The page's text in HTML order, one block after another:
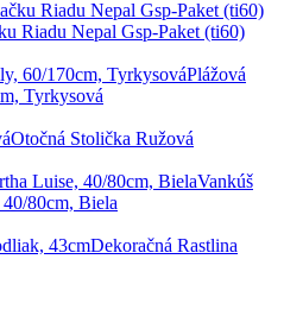
Riadu Nepal Gsp-Paket (ti60)
Plážová
Tyrkysová
Otočná Stolička Ružová
Vankúš
80cm, Biela
Dekoračná Rastlina